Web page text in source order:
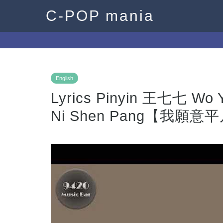
C-POP mania
English
Lyrics Pinyin 王七七 Wo
Ni Shen Pang【我願意